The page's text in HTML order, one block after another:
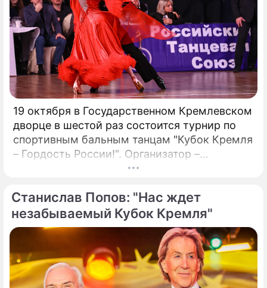
возможность внедрения Биткойна.
19 октября в Государственном Кремлевском
дворце в шестой раз состоится турнир по
спортивным бальным танцам "Кубок Кремля
– Гордость России!". Организатор –
президент Российского танцевального
народный артист России Станислав Попов.
Станислав Попов: "Нас ждет
незабываемый Кубок Кремля"